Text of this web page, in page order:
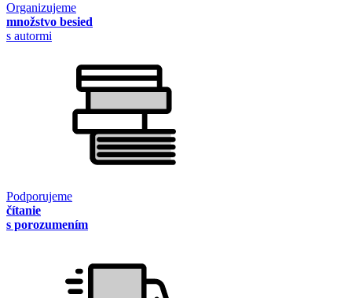
Organizujeme
množstvo besied
s autormi
Podporujeme
čítanie
s porozumením